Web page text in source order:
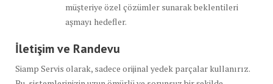
müşteriye özel çözümler sunarak beklentileri
aşmayı hedefler.
İletişim ve Randevu
Siamp Servis olarak, sadece orijinal yedek parçalar kullanırız.